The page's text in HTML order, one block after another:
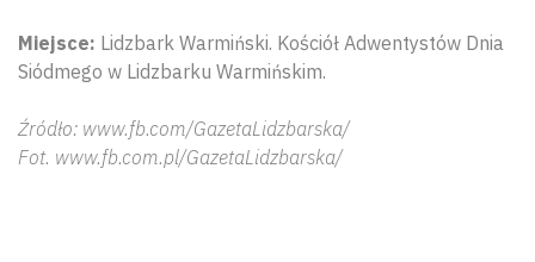
Miejsce: Lidzbark Warmiński. Kościół Adwentystów Dnia
Siódmego w Lidzbarku Warmińskim.
Źródło: www.fb.com/GazetaLidzbarska/
Fot. www.fb.com.pl/GazetaLidzbarska/